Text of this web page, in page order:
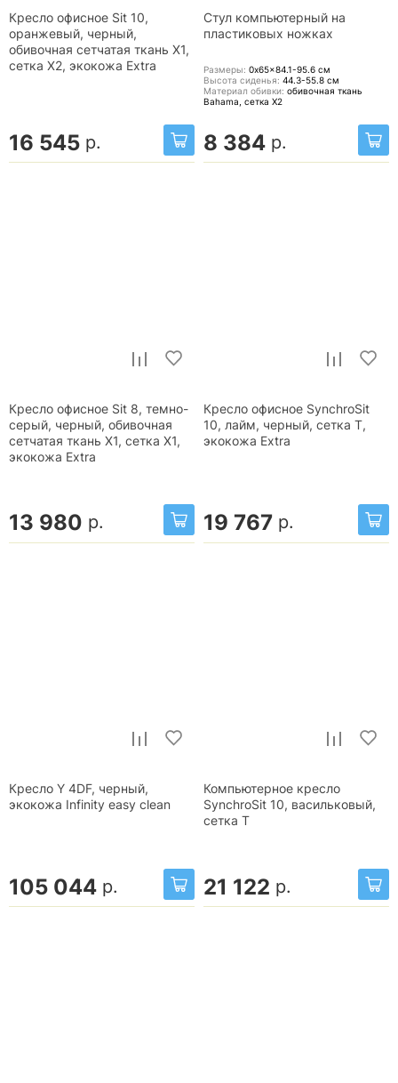
Кресло офисное Sit 10,
оранжевый, черный,
обивочная сетчатая ткань X1,
сетка X2, экокожа Extra
16 545 р.
Стул компьютерный на
пластиковых ножках
Размеры: 0x65x84.1-95.6 см
Высота сиденья: 44.3-55.8 см
Материал обивки: обивочная ткань
Bahama, сетка X2
8 384 р.
Кресло офисное Sit 8, темно-
серый, черный, обивочная
сетчатая ткань X1, сетка X1,
экокожа Extra
13 980 р.
Кресло офисное SynchroSit
10, лайм, черный, сетка T,
экокожа Extra
19 767 р.
Кресло Y 4DF, черный,
экокожа Infinity easy clean
105 044 р.
Компьютерное кресло
SynchroSit 10, васильковый,
сетка T
21 122 р.